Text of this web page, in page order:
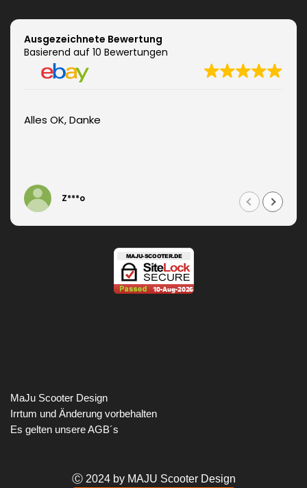
Ausgezeichnete Bewertung
Basierend auf 10 Bewertungen
Alles OK, Danke
Z***o
MaJu Scooter Design
Irrtum und Änderung vorbehalten
Es gelten unsere AGB´s
Ⓒ 2024 by MAJU Scooter Design